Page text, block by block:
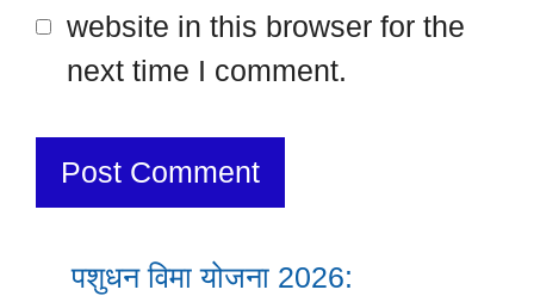
website in this browser for the
next time I comment.
पशुधन विमा योजना 2026: